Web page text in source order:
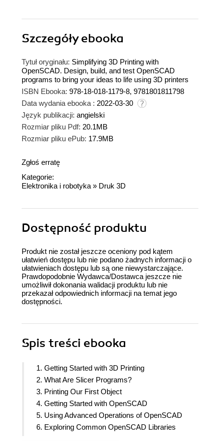
Szczegółyebooka
Tytuł oryginału: Simplifying 3D Printing with
OpenSCAD. Design, build, and test OpenSCAD
programs to bring your ideas to life using 3D printers
ISBN Ebooka: 978-18-018-1179-8, 9781801811798
Data wydania ebooka : 2022-03-30
Język publikacji: angielski
Rozmiar pliku Pdf: 20.1MB
Rozmiar pliku ePub: 17.9MB
Zgłoś erratę
Kategorie:
Elektronika i robotyka » Druk 3D
Dostępność produktu
Produkt nie został jeszcze oceniony pod kątem
ułatwień dostępu lub nie podano żadnych informacji o
ułatwieniach dostępu lub są one niewystarczające.
Prawdopodobnie Wydawca/Dostawca jeszcze nie
umożliwił dokonania walidacji produktu lub nie
przekazał odpowiednich informacji na temat jego
dostępności.
Spis treści ebooka
1. Getting Started with 3D Printing
2. What Are Slicer Programs?
3. Printing Our First Object
4. Getting Started with OpenSCAD
5. Using Advanced Operations of OpenSCAD
6. Exploring Common OpenSCAD Libraries